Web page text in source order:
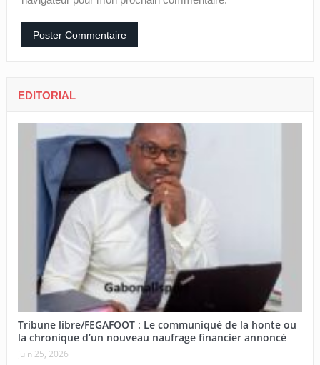
EDITORIAL
Tribune libre/FEGAFOOT : Le communiqué de la honte ou
la chronique d’un nouveau naufrage financier annoncé
juin 25, 2026